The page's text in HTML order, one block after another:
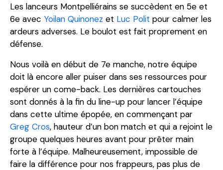
Les lanceurs Montpelliérains se succèdent en 5e et
6e avec Yoilan Quinonez et Luc Polit pour calmer les
ardeurs adverses. Le boulot est fait proprement en
défense.
Nous voilà en début de 7e manche, notre équipe
doit là encore aller puiser dans ses ressources pour
espérer un come-back. Les dernières cartouches
sont donnés à la fin du line-up pour lancer l’équipe
dans cette ultime épopée, en commençant par
Greg Cros, hauteur d’un bon match et qui a rejoint le
groupe quelques heures avant pour prêter main
forte à l’équipe. Malheureusement, impossible de
faire la différence pour nos frappeurs, pas plus de